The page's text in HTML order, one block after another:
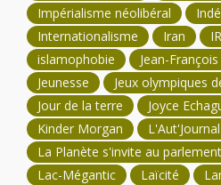
Impérialisme néolibéral
Internationalisme
Iran
islamophobie
Jean-
Jeunesse
Jeux olympiques
Jour de la terre
Joyce
Kinder Morgan
L'Aut'Journal
La Planète s'invite au parlement
Lac-Mégantic
Laïcité